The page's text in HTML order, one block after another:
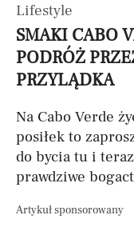
Lifestyle
SMAKI CABO
PODRÓŻ
PRZYLĄDKA
Na Cabo Verde
posiłek to
do bycia tu i
prawdziwe
Artykuł sponsorowany